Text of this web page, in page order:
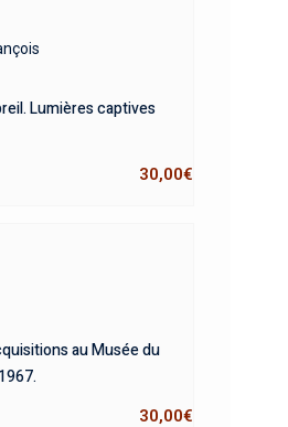
Lumières captives
30,00€
au Musée du
30,00€